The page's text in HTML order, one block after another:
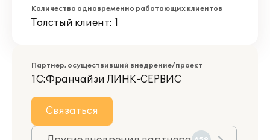
Количество одновременно работающих клиентов
Толстый клиент: 1
Партнер, осуществивший внедрение/проект
1С:Франчайзи ЛИНК-СЕРВИС
Связаться